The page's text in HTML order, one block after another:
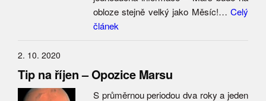
obloze stejně velký jako Měsíc!… Celý
článek
2. 10. 2020
Tip na říjen – Opozice Marsu
S průměrnou periodou dva roky a jeden